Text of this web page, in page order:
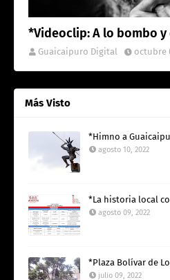
*Videoclip: A lo bombo y
Guaicaipuro Digital octubre
Más Visto
*Himno a
agosto 10, 2022
*La historia local
agosto 09, 2022
*Plaza Bolívar de
julio 09, 2022